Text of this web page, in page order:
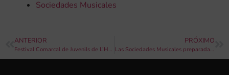
Sociedades Musicales
ANTERIOR
Festival Comarcal de Juvenils de L’Horta Nord, aquest diumenge a Montcada
PRÓXIMO
Las Sociedades Musicales preparadas para la Fiesta del Pasodoble, dentro de las fiestas de Moros y Cristianos de Alcoi